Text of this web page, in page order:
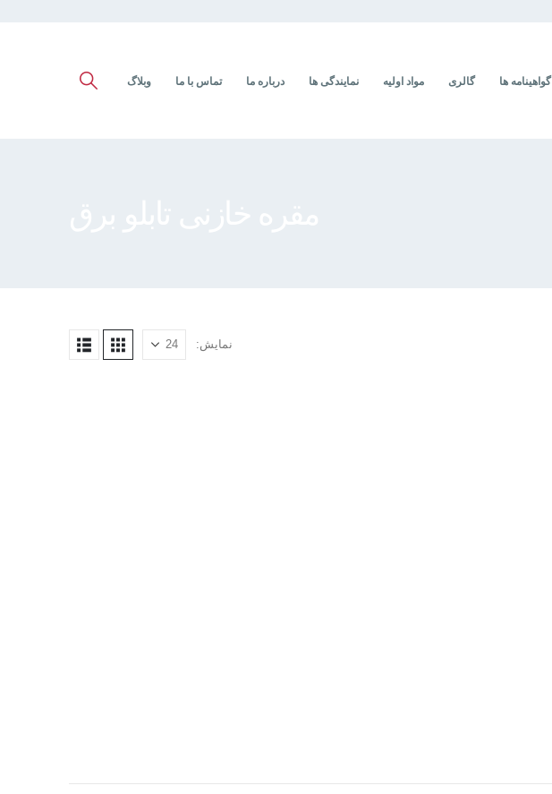
گواهینامه ها گالری مواد اولیه نمایندگی ها درباره ما تماس با ما وبلاگ
نمایش: